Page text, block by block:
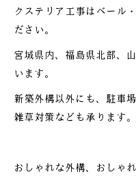
クステリア工事はベール
ださい。
宮城県内、福島県北部、
います。
新築外構以外にも、駐車
雑草対策なども承ります。
おしゃれな外構、おしゃ